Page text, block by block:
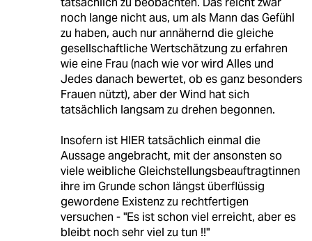
noch lange nicht aus, um als Mann das Gefühl
zu haben, auch nur annähernd die gleiche
gesellschaftliche Wertschätzung zu erfahren
wie eine Frau (nach wie vor wird Alles und
Jedes danach bewertet, ob es ganz besonders
Frauen nützt), aber der Wind hat sich
tatsächlich langsam zu drehen begonnen.
Insofern ist HIER tatsächlich einmal die
Aussage angebracht, mit der ansonsten so
viele weibliche Gleichstellungsbeauftragtinnen
ihre im Grunde schon längst überflüssig
gewordene Existenz zu rechtfertigen
versuchen - "Es ist schon viel erreicht, aber es
bleibt noch sehr viel zu tun !!"